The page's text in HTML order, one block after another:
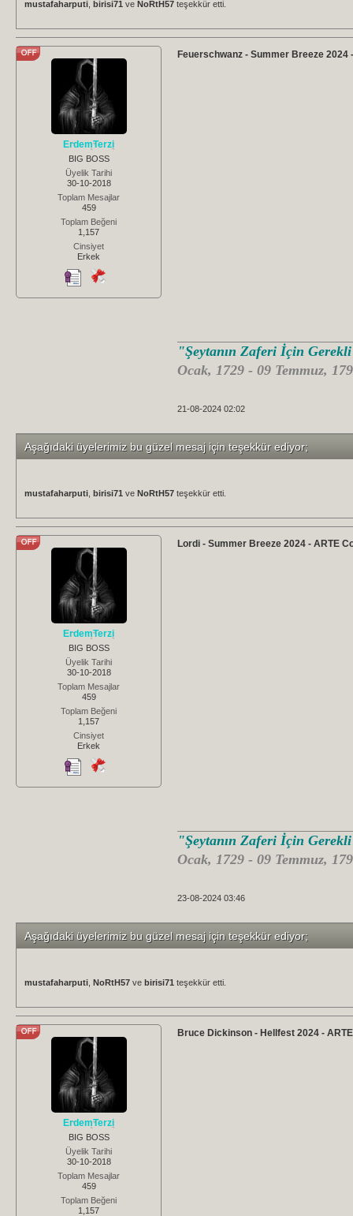
mustafaharputi birisi71 ve NoRtH57 teşekkür etti.
ErdemTerzi
BIG BOSS
Üyelik Tarihi
30-10-2018
Toplam Mesajlar
459
Toplam Beğeni
1,157
Cinsiyet
Erkek
Feuerschwanz - Summer Breeze 2024
"Şeytanın Zaferi İçin
Ocak, 1729 - 09 Temmuz,
21-08-2024 02:02
Aşağıdaki üyelerimiz bu güzel mesaj için teşekkür ediyor;
mustafaharputi birisi71 ve NoRtH57 teşekkür etti.
ErdemTerzi
BIG BOSS
Üyelik Tarihi
30-10-2018
Toplam Mesajlar
459
Toplam Beğeni
1,157
Cinsiyet
Erkek
Lordi - Summer Breeze 2024 - ARTE
"Şeytanın Zaferi İçin
Ocak, 1729 - 09 Temmuz,
23-08-2024 03:46
Aşağıdaki üyelerimiz bu güzel mesaj için teşekkür ediyor;
mustafaharputi NoRtH57 ve birisi71 teşekkür etti.
ErdemTerzi
BIG BOSS
Üyelik Tarihi
30-10-2018
Toplam Mesajlar
459
Toplam Beğeni
1,157
Bruce Dickinson - Hellfest 2024 -